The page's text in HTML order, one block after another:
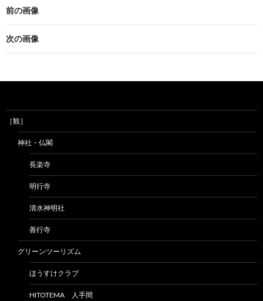
前の画像
次の画像
［観］
神社・仏閣
長楽寺
明行寺
清水神明社
善行寺
グリーンツーリズム
ほうすけクラブ
HITOTEMA 人手間